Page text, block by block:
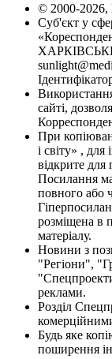
© 2000-2026,
Суб'єкт у
ХАРКІВСЬКЕ
сайті,
При
і світу» ,
відкрите
Посилання
повного або
розміщена в
матеріалу.
Новини з
"Регіони",
реклами.
Розділ
Будь яке
поширення